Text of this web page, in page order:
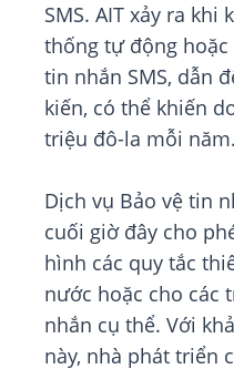
SMS. AIT xảy ra khi
thống tự động
tin nhắn SMS, dẫn
kiến, có thể khiến
triệu đô-la mỗi năm.
Dịch vụ Bảo vệ tin
cuối giờ đây cho
hình các quy tắc
nước hoặc cho các
nhắn cụ thể. Với
này, nhà phát triển